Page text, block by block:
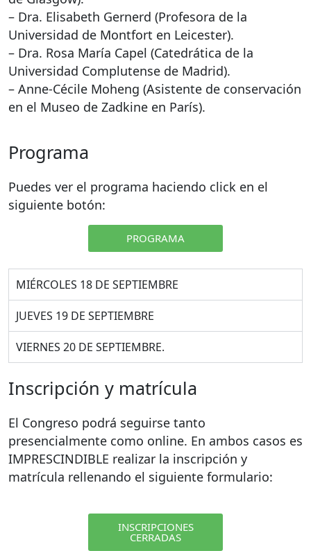
– Dra. Elisabeth Gernerd (Profesora de la
Universidad de Montfort en Leicester).
– Dra. Rosa María Capel (Catedrática de la
Universidad Complutense de Madrid).
– Anne-Cécile Moheng (Asistente de conservación
en el Museo de Zadkine en París).
Programa
Puedes ver el programa haciendo click en el
siguiente botón:
PROGRAMA
MIÉRCOLES 18 DE SEPTIEMBRE
JUEVES 19 DE SEPTIEMBRE
VIERNES 20 DE SEPTIEMBRE.
Inscripción y matrícula
El Congreso podrá seguirse tanto
presencialmente como online. En ambos casos es
IMPRESCINDIBLE realizar la inscripción y
matrícula rellenando el siguiente formulario:
INSCRIPCIONES
CERRADAS